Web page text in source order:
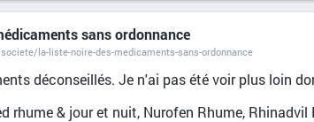
sans ordonnance
la-liste-noire-des-medicaments-sans-ordonnance
déconseillés. Je n'ai pas été voir plus loin
rhume & jour et nuit, Nurofen Rhume,